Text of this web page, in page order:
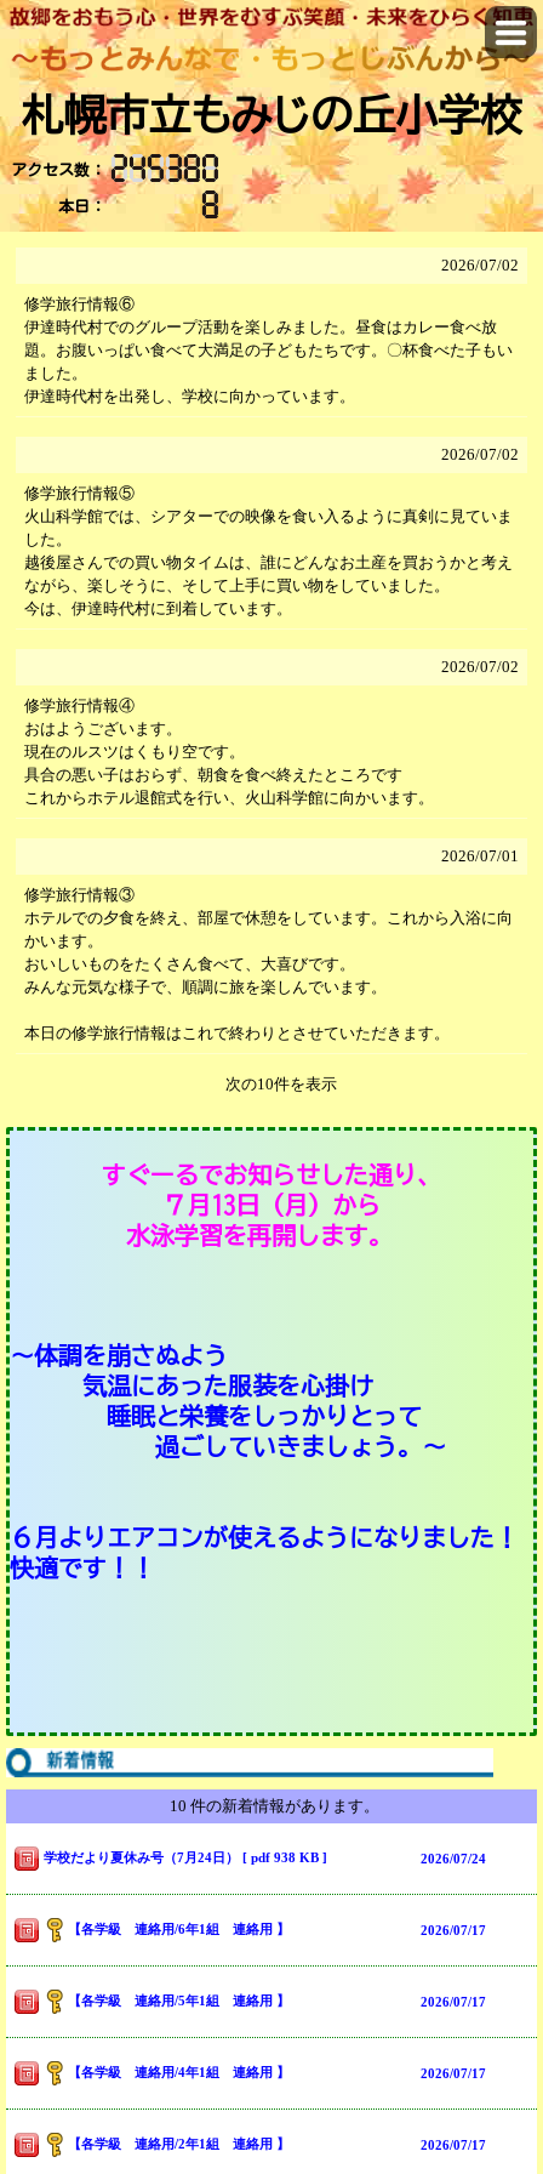
札幌市立もみじの丘小学校
アクセス数：
本日：
2026/07/02
修学旅行情報⑥
伊達時代村でのグループ活動を楽しみました。昼食はカレー食べ放
題。お腹いっぱい食べて大満足の子どもたちです。〇杯食べた子もい
ました。
伊達時代村を出発し、学校に向かっています。
2026/07/02
修学旅行情報⑤
火山科学館では、シアターでの映像を食い入るように真剣に見ていま
した。
越後屋さんでの買い物タイムは、誰にどんなお土産を買おうかと考え
ながら、楽しそうに、そして上手に買い物をしていました。
今は、伊達時代村に到着しています。
2026/07/02
修学旅行情報④
おはようございます。
現在のルスツはくもり空です。
具合の悪い子はおらず、朝食を食べ終えたところです
これからホテル退館式を行い、火山科学館に向かいます。
2026/07/01
修学旅行情報③
ホテルでの夕食を終え、部屋で休憩をしています。これから入浴に向
かいます。
おいしいものをたくさん食べて、大喜びです。
みんな元気な様子で、順調に旅を楽しんでいます。
本日の修学旅行情報はこれで終わりとさせていただきます。
次の10件を表示
すぐーるでお知らせした通り、
７月13日（月）から
水泳学習を再開します。
～体調を崩さぬよう
気温にあった服装を心掛け
睡眠と栄養をしっかりとって
過ごしていきましょう。～
６月よりエアコンが使えるようになりました！
快適です！！
10 件の新着情報があります。
学校だより夏休み号（7月24日） [ pdf 938 KB ] 2026/07/24
【各学級 連絡用/6年1組 連絡用 】 2026/07/17
【各学級 連絡用/5年1組 連絡用 】 2026/07/17
【各学級 連絡用/4年1組 連絡用 】 2026/07/17
【各学級 連絡用/2年1組 連絡用 】 2026/07/17